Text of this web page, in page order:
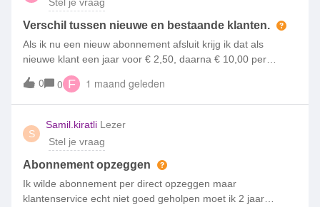
Verschil tussen nieuwe en bestaande klanten.
Als ik nu een nieuw abonnement afsluit krijg ik dat als
nieuwe klant een jaar voor € 2,50, daarna € 10,00 per
maand. Dit betekent een totale korting van 12 x € 7,50 = €
90,00.Als ik als bestaande klant verleng dan krijg ik twee
maanden gratis, daarna € 12,50 per maand. Dit betekent
een totale korting van 2 x € 12,50 = € 25,00.Ik kan dus beter
opzeggen.
0 0 F 1 maand geleden
S
Samil.kiratli Lezer
Stel je vraag
Abonnement opzeggen
Ik wilde abonnement per direct opzeggen maar
klantenservice echt niet goed geholpen moet ik 2 jaar